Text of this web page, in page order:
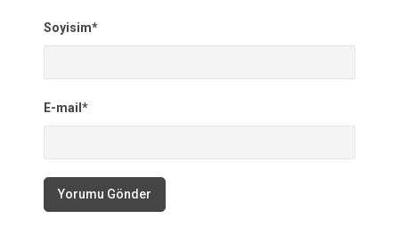
Soyisim*
E-mail*
Yorumu Gönder